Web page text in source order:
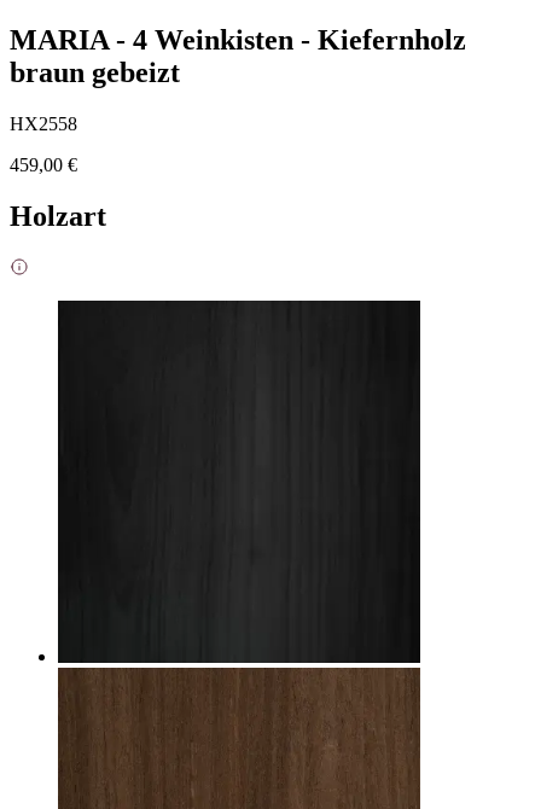
MARIA - 4 Weinkisten - Kiefernholz
braun gebeizt
HX2558
459,00 €
Holzart